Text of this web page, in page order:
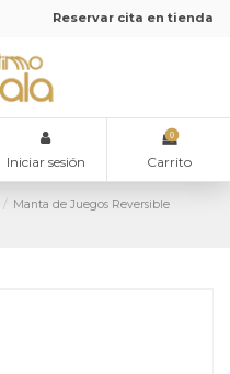
Reservar cita en tienda
Iniciar sesión
0
Carrito
Manta de Juegos Reversible